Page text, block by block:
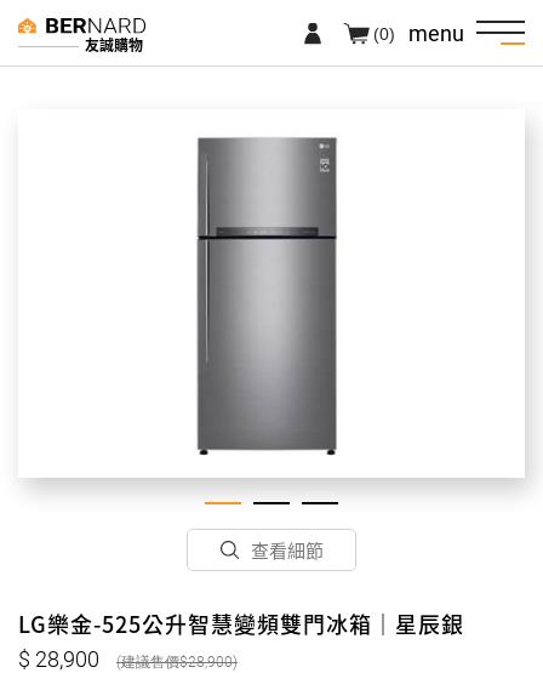
友誠購物 menu
(0)
查看細節
LG樂金-525公升智慧變頻雙門冰箱｜星辰銀
28,900 28,900